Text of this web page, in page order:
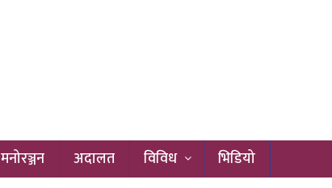
मनोरञ्जन अदालत विविध भिडियो